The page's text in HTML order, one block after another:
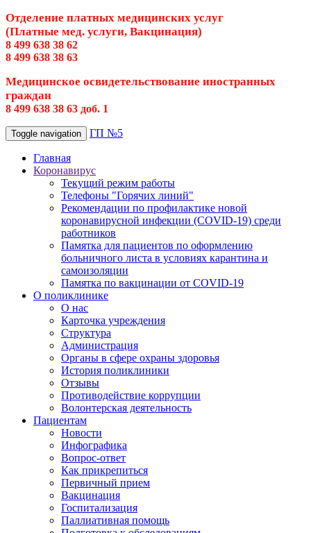
Отделение платных медицинских услуг
(Платные мед. услуги, Вакцинация)
8 499 638 38 62
8 499 638 38 63
Медицинское освидетельствование иностранных
граждан
8 499 638 38 63 доб. 1
Toggle navigation ГП №5
Главная
Коронавирус
Текущий режим работы
Телефоны "Горячих линий"
Рекомендации по профилактике новой
коронавирусной инфекции (COVID-19) среди
работников
Памятка для пациентов по оформлению
больничного листа в условиях карантина и
самоизоляции
Памятка по вакцинации от COVID-19
О поликлинике
О нас
Карточка учреждения
Структура
Администрация
Органы в сфере охраны здоровья
История поликлиники
Отзывы
Противодействие коррупции
Волонтерская деятельность
Пациентам
Новости
Инфографика
Вопрос-ответ
Как прикрепиться
Первичный прием
Вакцинация
Госпитализация
Паллиативная помощь